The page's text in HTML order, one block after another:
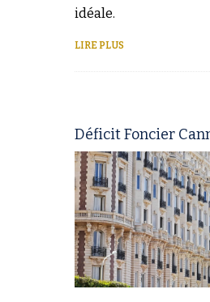
idéale.
LIRE PLUS
Déficit Foncier